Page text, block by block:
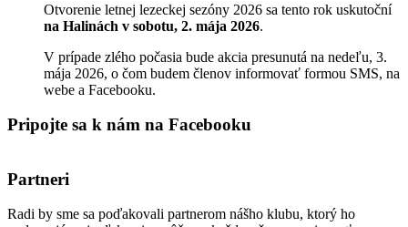
Otvorenie letnej lezeckej sezóny 2026 sa tento rok uskutoční
na Halinách v sobotu, 2. mája 2026.
V prípade zlého počasia bude akcia presunutá na nedeľu, 3.
mája 2026, o čom budem členov informovať formou SMS, na
webe a Facebooku.
Pripojte sa k nám na Facebooku
Partneri
Radi by sme sa poďakovali partnerom nášho klubu, ktorý ho